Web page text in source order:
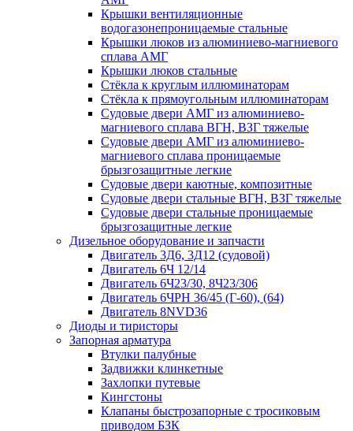
Крышки вентиляционные
водогазонепроницаемые стальные
Крышки люков из алюминиево-магниевого
сплава АМГ
Крышки люков стальные
Стёкла к круглым иллюминаторам
Стёкла к прямоугольным иллюминаторам
Судовые двери АМГ из алюминиево-
магниевого сплава ВГН, ВЗГ тяжелые
Судовые двери АМГ из алюминиево-
магниевого сплава проницаемые
брызгозащитные легкие
Судовые двери каютные, композитные
Судовые двери стальные ВГН, ВЗГ тяжелые
Судовые двери стальные проницаемые
брызгозащитные легкие
Дизельное оборудование и запчасти
Двигатель 3Д6, 3Д12 (судовой)
Двигатель 6Ч 12/14
Двигатель 6Ч23/30, 8Ч23/306
Двигатель 6ЧРН 36/45 (Г-60), (64)
Двигатель 8NVD36
Диоды и тиристоры
Запорная арматура
Втулки палубные
Задвижки клинкетные
Захлопки путевые
Кингстоны
Клапаны быстрозапорные с тросиковым
приводом БЗК